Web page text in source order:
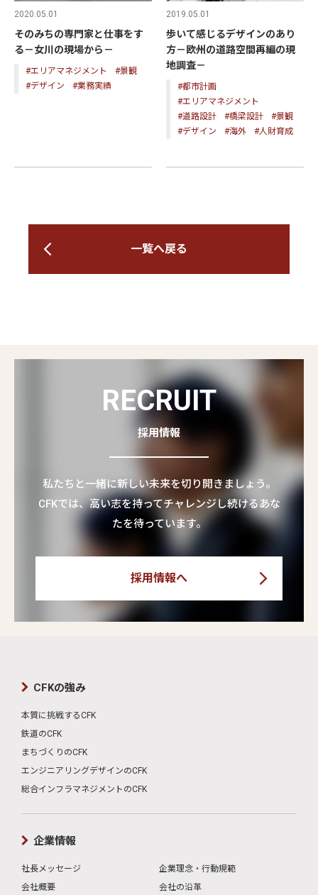
2020.05.01
そのみちの専門家と仕事をす
る－女川の現場から－
#エリアマネジメント
#景観
#デザイン
#業務実績
2019.05.01
歩いて感じるデザインのあり
方－欧州の道路空間再編の現
地調査－
#都市計画
#エリアマネジメント
#道路設計
#橋梁設計
#景観
#デザイン
#海外 #人財育成
一覧へ戻る
RECRUIT
採用情報
私たちと一緒に新しい未来を切り開きましょう。
CFKでは、高い志を持ってチャレンジし続けるあな
たを待っています。
採用情報へ
CFKの強み
本質に挑戦するCFK
鉄道のCFK
まちづくりのCFK
エンジニアリングデザインのCFK
総合インフラマネジメントのCFK
企業情報
社長メッセージ
企業理念・行動規範
会社概要
会社の沿革